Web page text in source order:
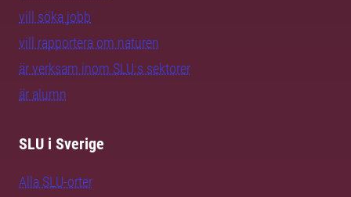
vill söka jobb
vill rapportera om naturen
är verksam inom SLU:s sektorer
är alumn
SLU i Sverige
Alla SLU-orter